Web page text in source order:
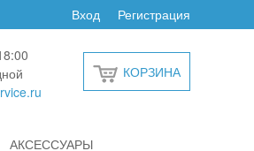
Регистрация
Вход
КОРЗИНА
АКСЕССУАРЫ